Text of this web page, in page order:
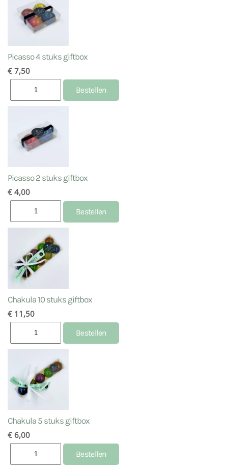
Picasso 4 stuks giftbox
€ 7,50
Picasso 2 stuks giftbox
€ 4,00
Chakula 10 stuks giftbox
€ 11,50
Chakula 5 stuks giftbox
€ 6,00